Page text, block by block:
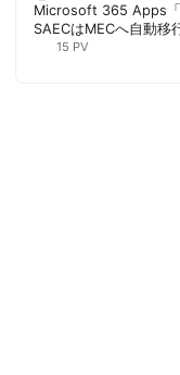
Microsoft 365 Apps「
SAECはMECへ自動移
15 PV